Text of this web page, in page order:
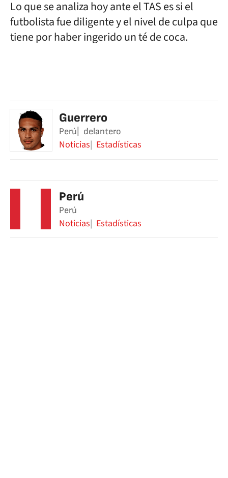
Lo que se analiza hoy ante el TAS es si el
futbolista fue diligentey el nivel de culpa que
tiene por haber ingerido un té de coca.
Guerrero
Perú delantero
Noticias Estadísticas
Perú
Perú
Noticias Estadísticas